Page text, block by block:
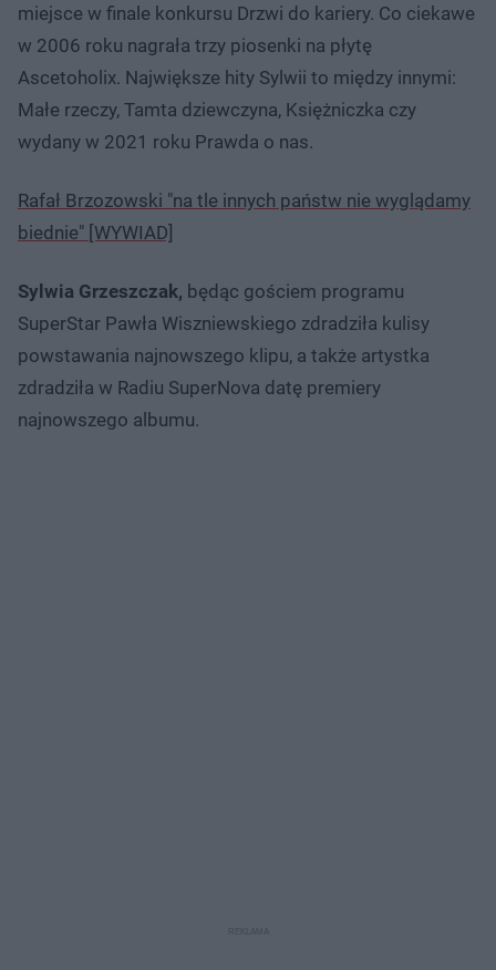
miejsce w finale konkursu Drzwi do kariery. Co ciekawe
w 2006 roku nagrała trzy piosenki na płytę
Ascetoholix. Największe hity Sylwii to między innymi:
Małe rzeczy, Tamta dziewczyna, Księżniczka czy
wydany w 2021 roku Prawda o nas.
Rafał Brzozowski "na tle innych państw nie wyglądamy
biednie" [WYWIAD]
Sylwia Grzeszczak, będąc gościem programu
SuperStar Pawła Wiszniewskiego zdradziła kulisy
powstawania najnowszego klipu, a także artystka
zdradziła w Radiu SuperNova datę premiery
najnowszego albumu.